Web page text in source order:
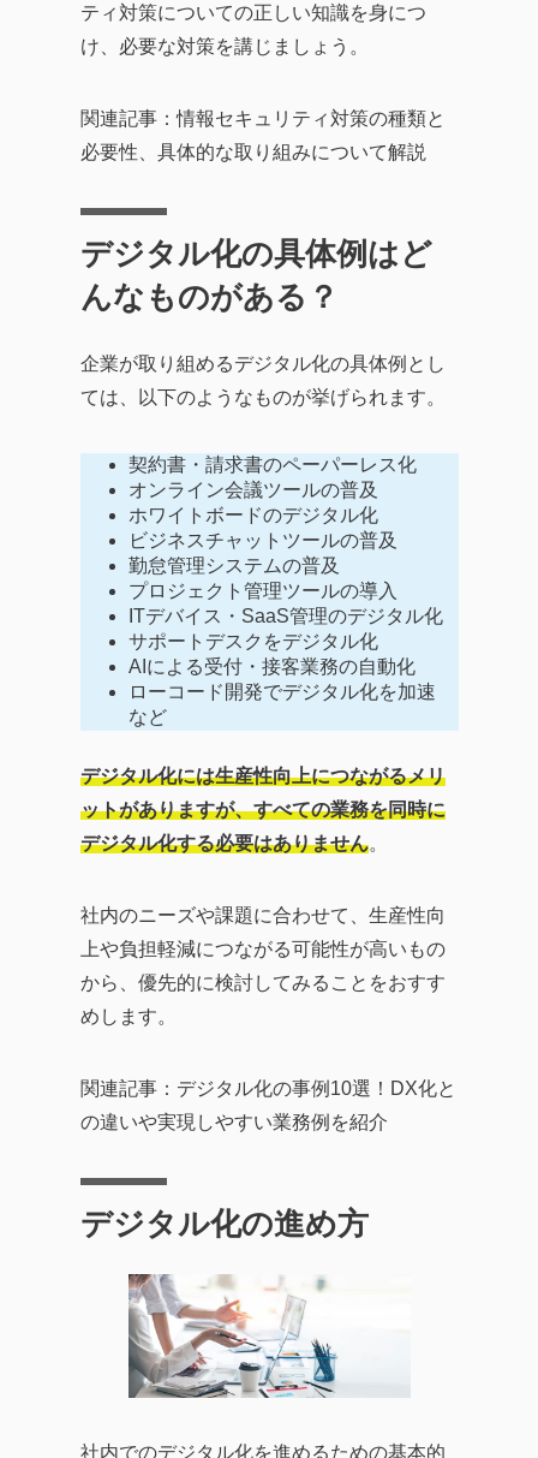
ティ対策についての正しい知識を身につ
け、必要な対策を講じましょう。
関連記事：情報セキュリティ対策の種類と
必要性、具体的な取り組みについて解説
デジタル化の具体例はど
んなものがある？
企業が取り組めるデジタル化の具体例とし
ては、以下のようなものが挙げられます。
契約書・請求書のペーパーレス化
オンライン会議ツールの普及
ホワイトボードのデジタル化
ビジネスチャットツールの普及
勤怠管理システムの普及
プロジェクト管理ツールの導入
ITデバイス・SaaS管理のデジタル化
サポートデスクをデジタル化
AIによる受付・接客業務の自動化
ローコード開発でデジタル化を加速
など
デジタル化には生産性向上につながるメリ
ットがありますが、すべての業務を同時に
デジタル化する必要はありません。
社内のニーズや課題に合わせて、生産性向
上や負担軽減につながる可能性が高いもの
から、優先的に検討してみることをおすす
めします。
関連記事：デジタル化の事例10選！DX化と
の違いや実現しやすい業務例を紹介
デジタル化の進め方
社内でのデジタル化を進めるための基本的